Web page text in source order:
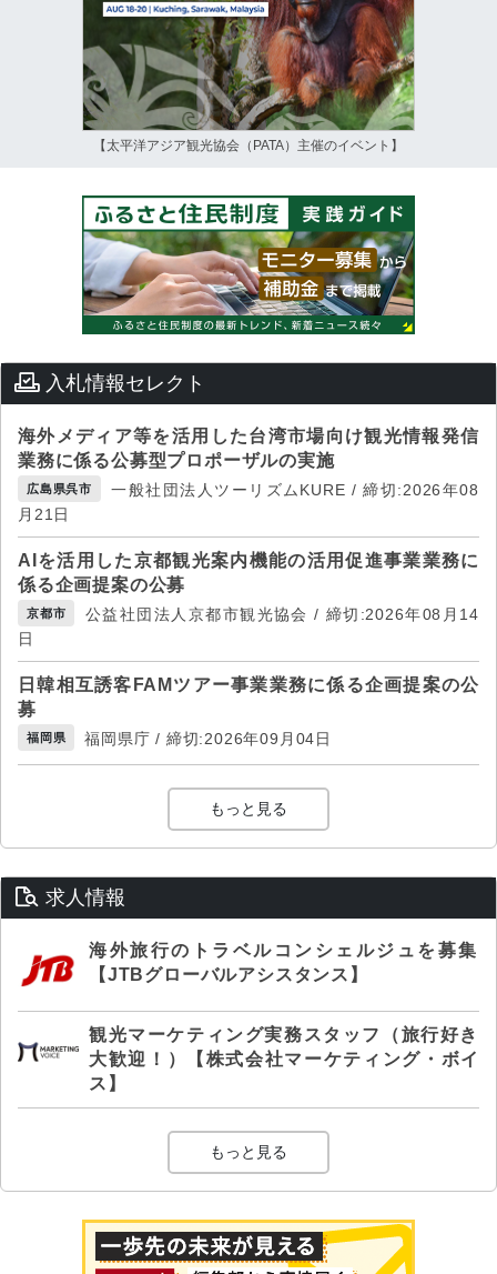
【太平洋アジア観光協会（PATA）主催のイベント】
入札情報セレクト
海外メディア等を活用した台湾市場向け観光情報発信
業務に係る公募型プロポーザルの実施
広島県呉市
一般社団法人ツーリズムKURE / 締切:2026年08
月21日
AIを活用した京都観光案内機能の活用促進事業業務に
係る企画提案の公募
京都市
公益社団法人京都市観光協会 / 締切:2026年08月14
日
日韓相互誘客FAMツアー事業業務に係る企画提案の公
募
福岡県 福岡県庁 / 締切:2026年09月04日
もっと見る
求人情報
海外旅行のトラベルコンシェルジュを募集
【JTBグローバルアシスタンス】
観光マーケティング実務スタッフ（旅行好き
大歓迎！）【株式会社マーケティング・ボイ
ス】
もっと見る